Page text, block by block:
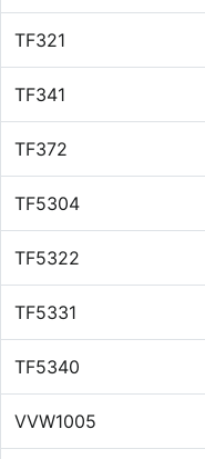
TF321
TF341
TF372
TF5304
TF5322
TF5331
TF5340
VVW1005